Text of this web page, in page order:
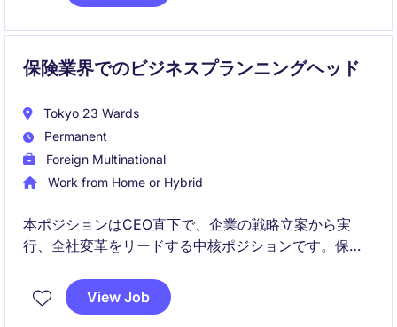
保険業界でのビジネスプランニングヘッド
Tokyo 23 Wards
Permanent
Foreign Multinational
Work from Home or Hybrid
本ポジションはCEO直下で、企業の戦略立案から実
行、全社変革をリードする中核ポジションです。保
ップを通じた外部成長にも関与します。
View Job